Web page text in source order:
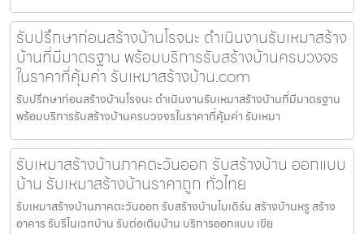
รับปรึกษาก่อนสร้างบ้านโรจนะ ดำเนินงานรับเหมาสร้าง
บ้านที่มีมาตรฐาน พร้อมบริการรับสร้างบ้านครบวงจร
ในราคาที่คุ้มค่า รับเหมาสร้างบ้าน.com
รับปรึกษาก่อนสร้างบ้านโรจนะ ดำเนินงานรับเหมาสร้างบ้านที่มีมาตรฐาน
พร้อมบริการรับสร้างบ้านครบวงจรในราคาที่คุ้มค่า รับเหมา
รับเหมาสร้างบ้านภาคตะวันออก รับสร้างบ้าน ออกแบบ
บ้าน รับเหมาสร้างบ้านราคาถูก ทั่วไทย
รับเหมาสร้างบ้านภาคตะวันออก รับสร้างบ้านโมเดิร์น สร้างบ้านหรู สร้าง
อาคาร รับรีโนเวทบ้าน รับต่อเติมบ้าน บริการออกแบบ เขีย